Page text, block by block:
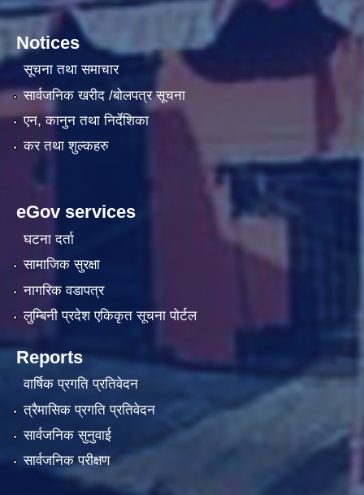
Notices
सूचना तथा समाचार
सार्वजनिक खरीद /बोलपत्र सूचना
एन, कानुन तथा निर्देशिका
कर तथा शुल्कहरु
eGov services
घटना दर्ता
सामाजिक सुरक्षा
नागरिक वडापत्र
लुम्बिनी प्रदेश एकिकृत सूचना पाेर्टल
Reports
वार्षिक प्रगति प्रतिवेदन
त्रैमासिक प्रगति प्रतिवेदन
सार्वजनिक सुनुवाई
सार्वजनिक परीक्षण